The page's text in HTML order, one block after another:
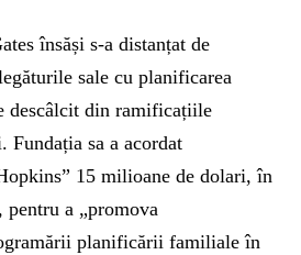
însăși s-a distanțat de
sale cu planificarea
descâlcit din ramificațiile
sa a acordat
15 milioane de dolari, în
pentru a „promova
planificării familiale în